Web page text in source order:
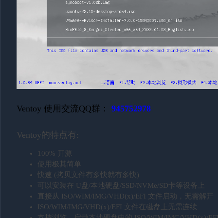
Ventoy 使用交流QQ群： 945752978
Ventoy的特点有:
100% 开源
使用极其简单
快速 (拷贝文件有多快就有多快)
可以安装在 U盘/本地硬盘/SSD/NVMe/SD卡等设备上
直接从 ISO/WIM/IMG/VHD(x)/EFI 文件启动，无需解开
ISO/WIM/IMG/VHD(x)/EFI 文件在磁盘上无需连续